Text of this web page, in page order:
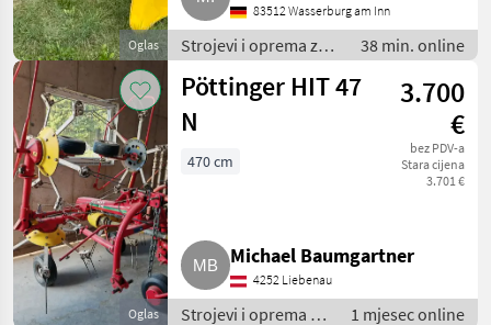
Oglas
83512 Wasserburg am Inn
Strojevi i oprema za
travu i baliranje /
Sakupljači sijena
(balerine)
38 min. online
Oglas
Pöttinger HIT 47
N
3.700
€
bez PDV-a
Stara cijena
3.701 €
470 cm
Michael Baumgartner
4252 Liebenau
Strojevi i oprema za
1 mjesec online